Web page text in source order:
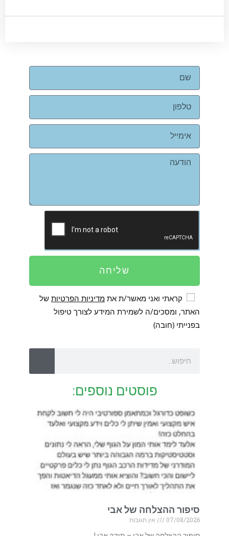
שליחה
קראתי ואני מאשר/ת את מדיניות הפרטיות של
האתר, ומסכים/ה לשמירת המידע לצורך טיפול
בפנייתי (חובה)
פוסטים נוספים:
סיפור ההצלחה של אבי
07/08/2026
אין תגובות